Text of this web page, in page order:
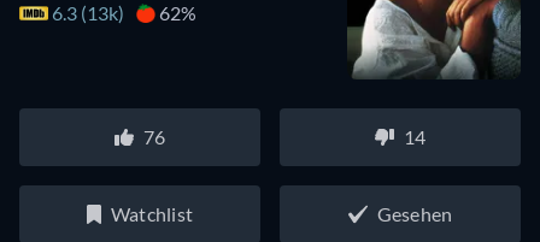
6.3 (13k)
62%
76 14
Watchlist Gesehen